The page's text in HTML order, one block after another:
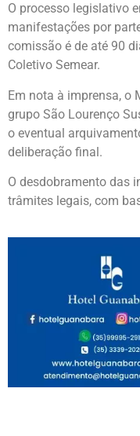
O processo legislativo
manifestações por
comissão é de até 90
Coletivo Semear.
Em nota à imprensa, o
grupo São Lourenço
o eventual
deliberação final.
O desdobramento das
trâmites legais, com